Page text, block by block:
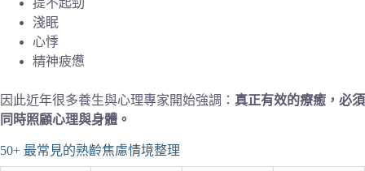
提不起勁
淺眠
心悸
精神疲憊
因此近年很多養生與心理專家開始強調： 真正有效的療癒，必須
同時照顧心理與身體。
50+ 最常見的熟齡焦慮情境整理